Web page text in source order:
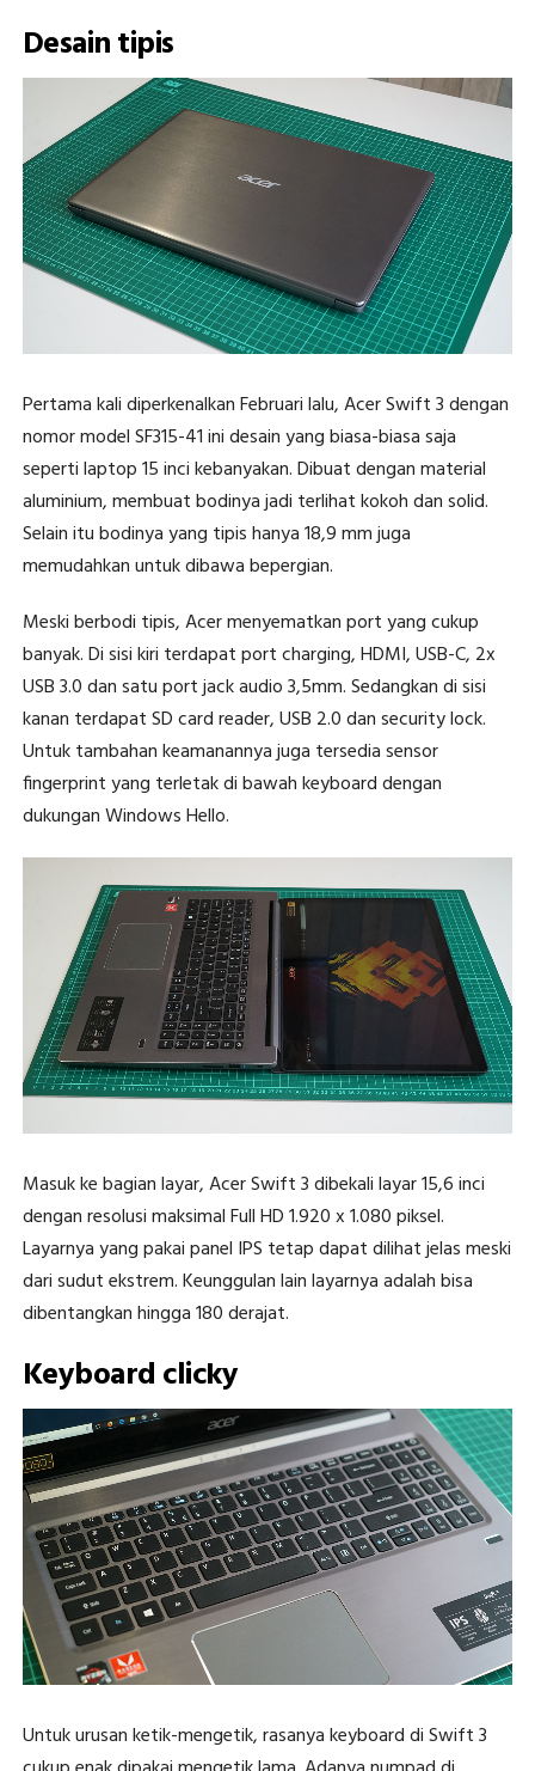
Desain tipis
Pertama kali diperkenalkan Februari lalu, Acer Swift 3 dengan
nomor model SF315-41 ini desain yang biasa-biasa saja
seperti laptop 15 inci kebanyakan. Dibuat dengan material
aluminium, membuat bodinya jadi terlihat kokoh dan solid.
Selain itu bodinya yang tipis hanya 18,9 mm juga
memudahkan untuk dibawa bepergian.
Meski berbodi tipis, Acer menyematkan port yang cukup
banyak. Di sisi kiri terdapat port charging, HDMI, USB-C, 2x
USB 3.0 dan satu port jack audio 3,5mm. Sedangkan di sisi
kanan terdapat SD card reader, USB 2.0 dan security lock.
Untuk tambahan keamanannya juga tersedia sensor
fingerprint yang terletak di bawah keyboard dengan
dukungan Windows Hello.
Masuk ke bagian layar, Acer Swift 3 dibekali layar 15,6 inci
dengan resolusi maksimal Full HD 1.920 x 1.080 piksel.
Layarnya yang pakai panel IPS tetap dapat dilihat jelas meski
dari sudut ekstrem. Keunggulan lain layarnya adalah bisa
dibentangkan hingga 180 derajat.
Keyboard clicky
Untuk urusan ketik-mengetik, rasanya keyboard di Swift 3